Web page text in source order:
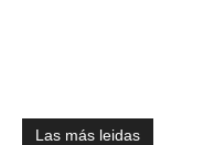
Las más leidas